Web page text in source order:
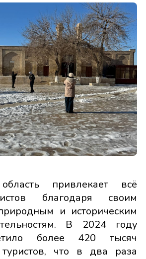
привлекает всё
благодаря своим
и историческим
В 2024 году
более 420 тысяч
туристов, что в два раза